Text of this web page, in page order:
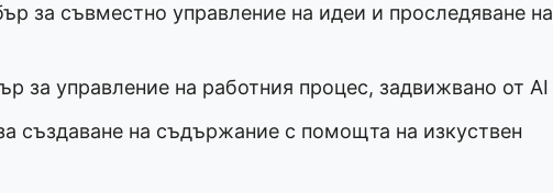
за съвместно управление на идеи и проследяване на
за управление на работния процес, задвижвано от AI
създаване на съдържание с помощта на изкуствен